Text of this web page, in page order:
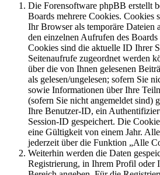
Die Forensoftware phpBB erstellt
Boards mehrere Cookies. Cookies
Ihr Browser als temporäre Dateien
den einzelnen Aufrufen des
Cookies sind die aktuelle ID Ihrer
Seitenaufrufe zugeordnet werden
über die von Ihnen gelesenen
als gelesen/ungelesen; sofern Sie
sowie Informationen über Ihre
(sofern Sie nicht angemeldet sind)
Ihre Benutzer-ID, ein
Session-ID gespeichert. Die
eine Gültigkeit von einem Jahr.
jederzeit über die Funktion „Alle
Weiterhin werden die Daten
Registrierung, in Ihrem Profil oder